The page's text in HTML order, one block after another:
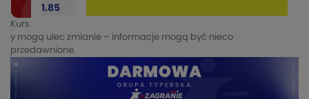
1.85
Kurs
y mogą ulec zmianie – informacje mogą być nieco
przedawnione.